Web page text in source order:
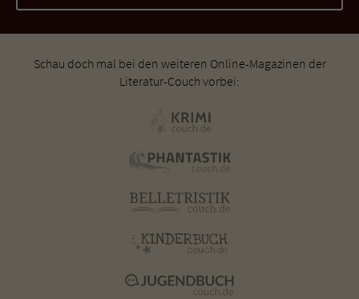
Schau doch mal bei den weiteren Online-Magazinen der
Literatur-Couch vorbei: